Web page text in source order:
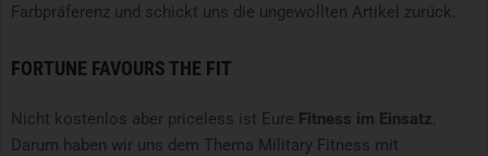
Farbpräferenz und schickt uns die ungewollten Artikel zurück.
FORTUNE FAVOURS THE FIT
Nicht kostenlos aber priceless ist Eure Fitness im Einsatz
Darum haben wir uns dem Thema Military Fitness mit